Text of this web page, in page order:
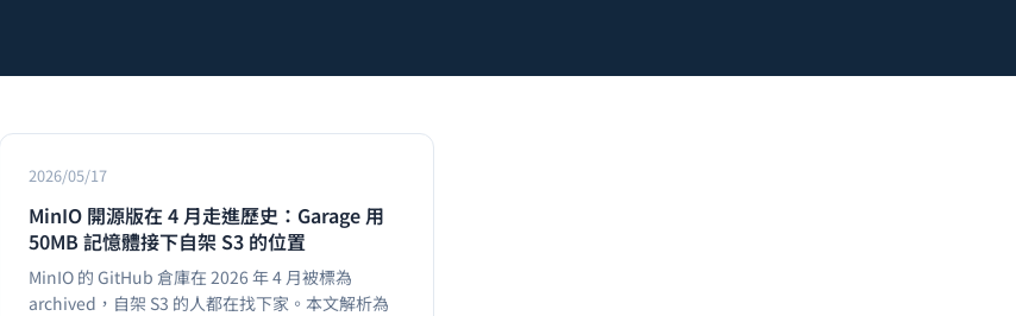
2026/05/17
MinIO 開源版在 4 月走進歷史：Garage 用
50MB 記憶體接下自架 S3 的位置
MinIO 的 GitHub 倉庫在 2026 年 4 月被標為
archived，自架 S3 的人都在找下家。本文解析為